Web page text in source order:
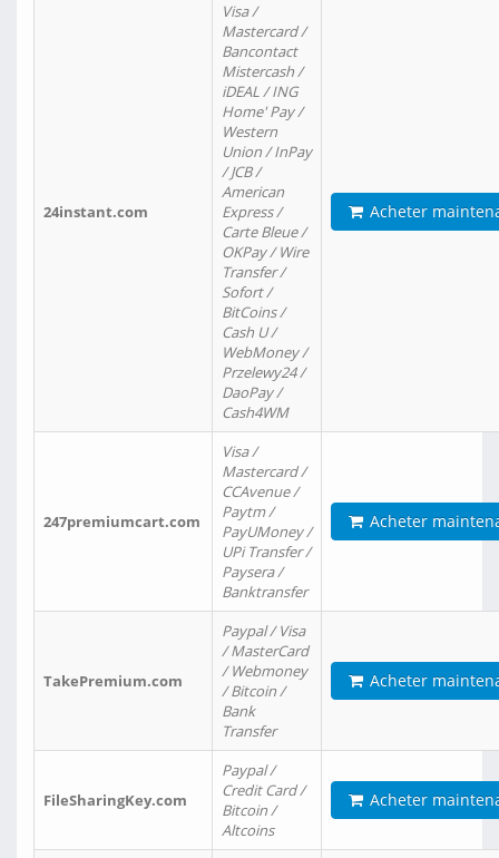
24instant.com
Visa /
Mastercard /
Bancontact
Mistercash /
iDEAL / ING
Home' Pay /
Western
Union / InPay
/ JCB /
American
Express /
Carte Bleue /
OKPay / Wire
Transfer /
Sofort /
BitCoins /
Cash U /
WebMoney /
Przelewy24 /
DaoPay /
Cash4WM
Acheter
247premiumcart.com
Visa /
Mastercard /
CCAvenue /
Paytm /
PayUMoney /
UPi Transfer /
Paysera /
Banktransfer
Acheter
TakePremium.com
Paypal / Visa
/ MasterCard
/ Webmoney
/ Bitcoin /
Bank
Transfer
Acheter
FileSharingKey.com
Paypal /
Credit Card /
Bitcoin /
Altcoins
Acheter